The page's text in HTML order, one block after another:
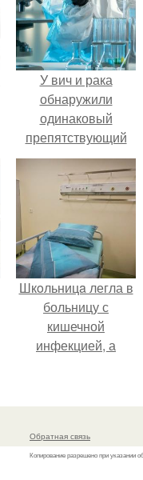
У вич и рака
обнаружили
одинаковый
препятствующий
лечению механизм.
Шкoльницa легла в
больницу с
кишечной
инфекцией, а
Обратная связь
Копирование разрешено при указании